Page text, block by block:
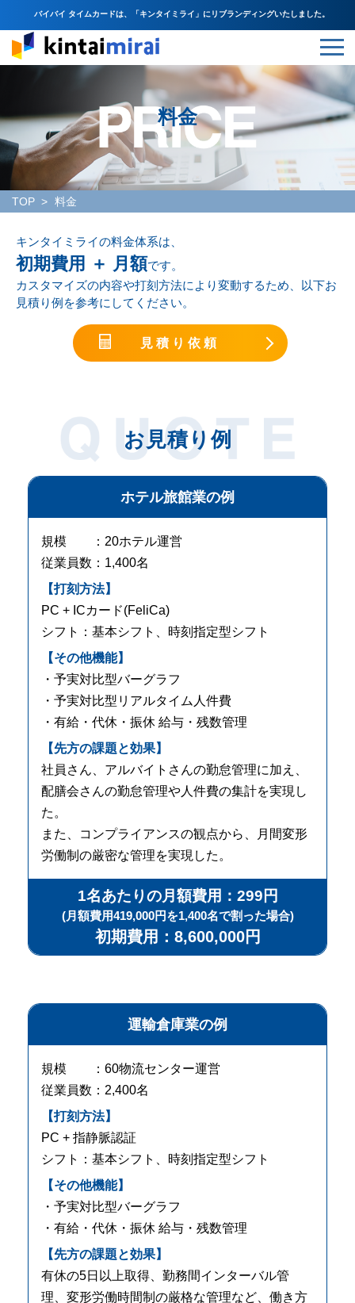
バイバイ タイムカードは、「キンタイミライ」にリブランディングいたしました。
料金
TOP 料金
キンタイミライの料金体系は、
初期費用 ＋ 月額です。
カスタマイズの内容や打刻方法により変動するため、以下お
見積り例を参考にしてください。
見積り依頼
お見積り例
ホテル旅館業の例
規模 ：20ホテル運営
従業員数：1,400名
【打刻方法】
PC + ICカード(FeliCa)
シフト：基本シフト、時刻指定型シフト
【その他機能】
・予実対比型バーグラフ
・予実対比型リアルタイム人件費
・有給・代休・振休 給与・残数管理
【先方の課題と効果】
社員さん、アルバイトさんの勤怠管理に加え、
配膳会さんの勤怠管理や人件費の集計を実現し
た。
また、コンプライアンスの観点から、月間変形
労働制の厳密な管理を実現した。
1名あたりの月額費用：299円
(月額費用419,000円を1,400名で割った場合)
初期費用：8,600,000円
運輸倉庫業の例
規模 ：60物流センター運営
従業員数：2,400名
【打刻方法】
PC + 指静脈認証
シフト：基本シフト、時刻指定型シフト
【その他機能】
・予実対比型バーグラフ
・有給・代休・振休 給与・残数管理
【先方の課題と効果】
有休の5日以上取得、勤務間インターバル管
理、変形労働時間制の厳格な管理など、働き方